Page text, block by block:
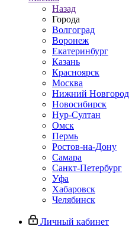
Назад
Города
Волгоград
Воронеж
Екатеринбург
Казань
Красноярск
Москва
Нижний Новгород
Новосибирск
Нур-Султан
Омск
Пермь
Ростов-на-Дону
Самара
Санкт-Петербург
Уфа
Хабаровск
Челябинск
Личный кабинет